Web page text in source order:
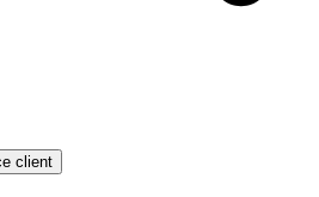
client